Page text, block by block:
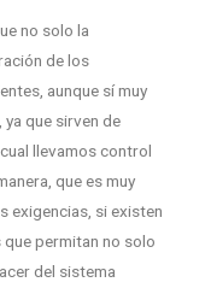
no solo la
de los
aunque sí muy
que sirven de
llevamos control
que es muy
exigencias, si existen
permitan no solo
del sistema